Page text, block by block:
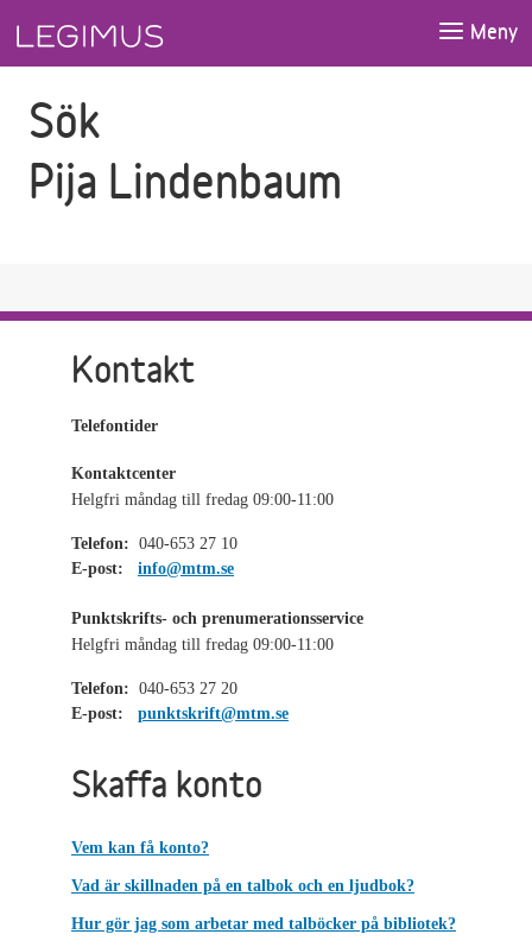
Meny
Sök
Pija Lindenbaum
Kontakt
Telefontider
Kontaktcenter
Helgfri måndag till fredag 09:00-11:00
Telefon: 040-653 27 10
E-post:
info@mtm.se
Punktskrifts- och prenumerationsservice
Helgfri måndag till fredag 09:00-11:00
Telefon: 040-653 27 20
E-post:
punktskrift@mtm.se
Skaffa konto
Vem kan få konto?
Vad är skillnaden på en talbok och en ljudbok?
Hur gör jag som arbetar med talböcker på bibliotek?